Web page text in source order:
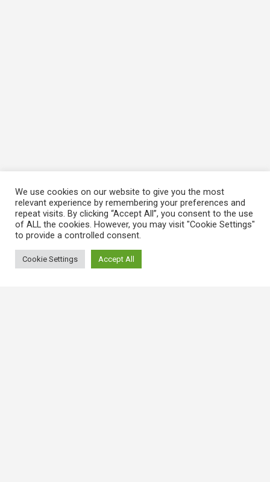
We use cookies on our website to give you the most
relevant experience by remembering your preferences and
repeat visits. By clicking “Accept All”, you consent to the use
of ALL the cookies. However, you may visit "Cookie Settings"
to provide a controlled consent.
Cookie Settings Accept All